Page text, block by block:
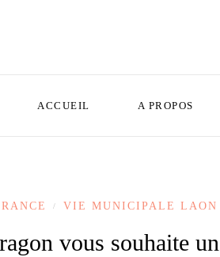
ACCUEIL A PROPOS
/ VIE MUNICIPALE
vous souhaite